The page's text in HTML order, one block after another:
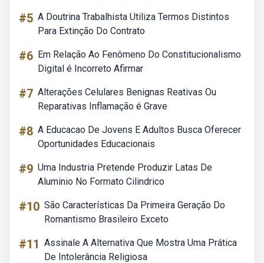
#5 A Doutrina Trabalhista Utiliza Termos Distintos
Para Extinção Do Contrato
#6 Em Relação Ao Fenômeno Do Constitucionalismo
Digital é Incorreto Afirmar
#7 Alterações Celulares Benignas Reativas Ou
Reparativas Inflamação é Grave
#8 A Educacao De Jovens E Adultos Busca Oferecer
Oportunidades Educacionais
#9 Uma Industria Pretende Produzir Latas De
Aluminio No Formato Cilindrico
#10 São Características Da Primeira Geração Do
Romantismo Brasileiro Exceto
#11 Assinale A Alternativa Que Mostra Uma Prática
De Intolerância Religiosa